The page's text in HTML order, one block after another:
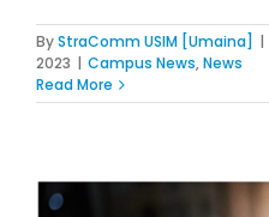
ByStraComm USIM [Umaina] |
2023 | Campus News,News
Read More